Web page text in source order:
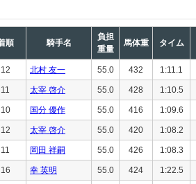
順 騎手名
負担
重量
馬体重 タイム
12 北村 友一 55.0 432 1:11.1
11 太宰 啓介 55.0 428 1:10.5
10 国分 優作 55.0 416 1:09.6
12 太宰 啓介 55.0 420 1:08.2
11 岡田 祥嗣 55.0 426 1:08.3
16 幸 英明 55.0 424 1:22.5